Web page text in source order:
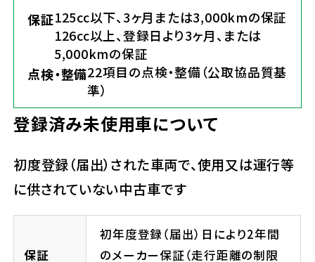
保証125cc以下、3ヶ月または3,000kmの保証
126cc以上、登録日より3ヶ月、または
5,000kmの保証
点検・整備22項目の点検・整備（公取協品質基
準）
登録済み未使用車について
初度登録（届出）された車両で、使用又は運行等
に供されていない中古車です
保証
初年度登録（届出）日により2年間
のメーカー保証（走行距離の制限